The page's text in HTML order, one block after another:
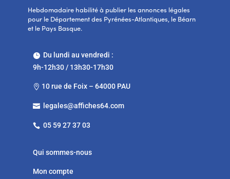
Hebdomadaire habilité à publier les annonces légales
pour le Département des Pyrénées-Atlantiques, le Béarn
et le Pays Basque.
Du lundi au vendredi :
9h-12h30 / 13h30-17h30
 10 rue de Foix – 64000 PAU
 legales@affiches64.com
 05 59 27 37 03
Qui sommes-nous
Mon compte